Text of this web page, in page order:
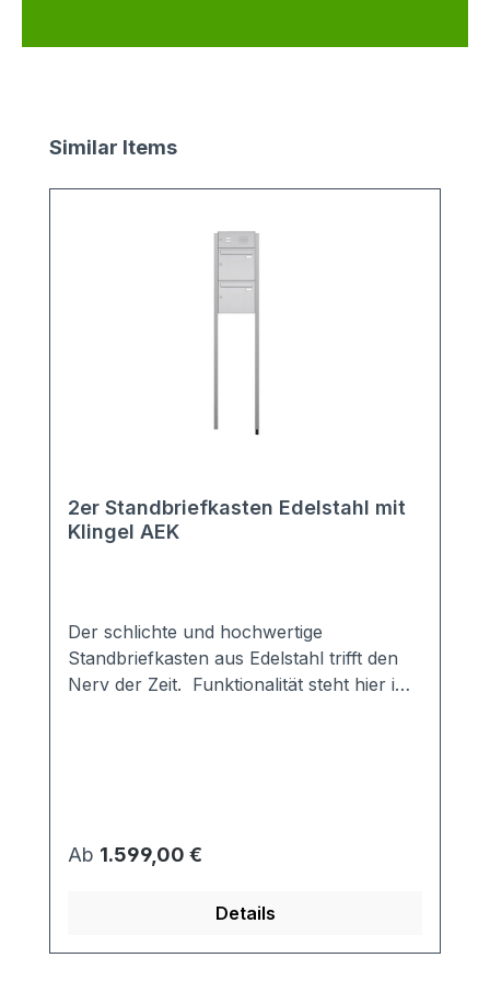
Produktgalerie überspringen
Similar Items
2er Standbriefkasten Edelstahl mit
Klingel AEK
Der schlichte und hochwertige
Standbriefkasten aus Edelstahl trifft den
Nerv der Zeit. Funktionalität steht hier im
einem Posthaltebügel ausgestattet, so
dass beim Öffnen die Post nicht
Einwurfklappe sorgt für ein gedämpftes
Zufallen.Der Briefkasten ist nach DIN
Regulärer Preis:
Ab 1.599,00 €
Details